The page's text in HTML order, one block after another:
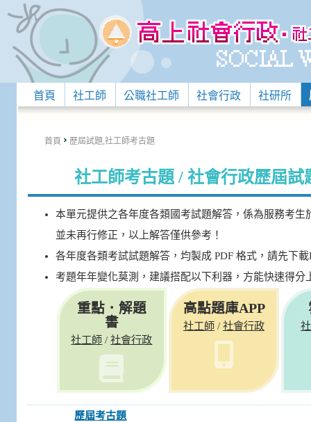
首頁 社工師 公職社工師 社會行政 社研所
首頁 歷屆試題,社工師考古題
社工師考古題 / 社會行政歷屆
本單元提供之各年度各類國考試題解答，係為服務考
並未再行修正，以上解答僅供參考！
各年度各類考試試題解答，均製成 PDF 格式，請先下載
考題年年變化莫測，建議搭配以下利器，方能快速得分
重點．解題
書
社工師 /社會行政
高點題庫APP
社工師 /社會行政
歷屆考古題